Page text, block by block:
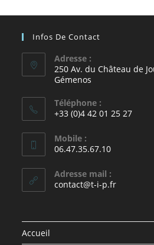
Infos De Contact
Adresse :
250 Av. du Château de
Gémenos
Téléphone :
+33 (0)4 42 01 25 27
Mobile :
06.47.35.67.10
Adresse mail :
contact@t-i-p.fr
Accueil